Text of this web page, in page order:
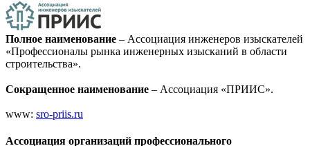
Полное наименование – Ассоциация инженеров изыскателей
«Профессионалы рынка инженерных изысканий в области
строительства».
Сокращенное наименование – Ассоциация «ПРИИС».
www: sro-priis.ru
Ассоциация организаций профессионального